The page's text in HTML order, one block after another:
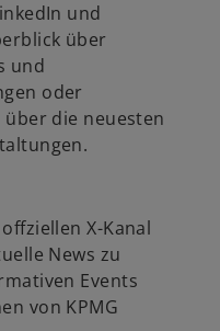
und
über
und
oder
die neuesten
X-Kanal
News zu
Events
von KPMG